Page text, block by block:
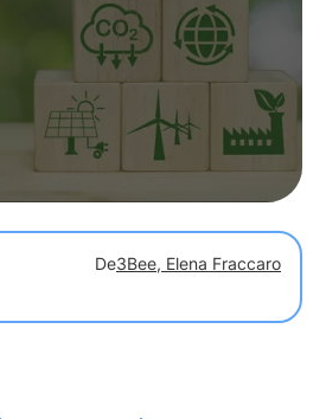
la durabilité.
De3Bee, Elena Fraccaro